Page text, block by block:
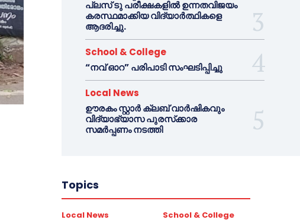
പ്ലസ് ടു പരീക്ഷകളിൽ ഉന്നതവിജയം
കരസ്ഥമാക്കിയ വിദ്യാർത്ഥികളെ
ആദരിച്ചു.
School & College
“നവ് ഓറ” പരിപാടി സംഘടിപ്പിച്ചു
Local News
ഊരകം സ്റ്റാർ ക്ലബ് വാർഷികവും
വിദ്യാഭ്യാസ പുരസ്‌ക്കാര
സമർപ്പണം നടത്തി
Topics
Local News School & College